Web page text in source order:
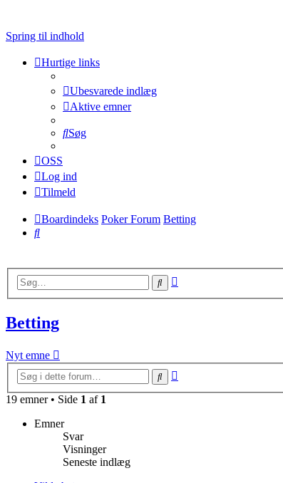
Spring til indhold
Hurtige links
Ubesvarede indlæg
Aktive emner
Søg
OSS
Log ind
Tilmeld
Boardindeks Poker Forum Betting
Søg
Søg
Betting
Nyt emne
Søg
19 emner • Side 1 af 1
Emner
Svar
Visninger
Seneste indlæg